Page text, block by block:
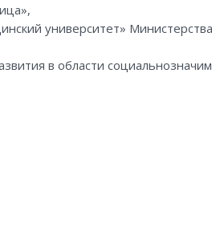
университет»
в области